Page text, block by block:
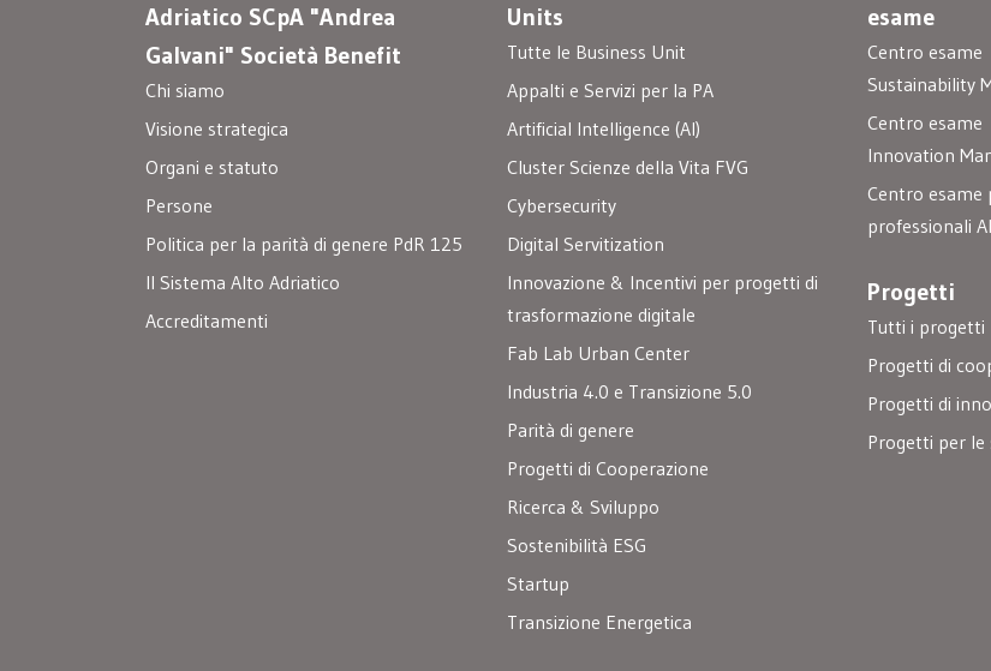
Adriatico SCpA "Andrea
Galvani" Società Benefit
Chi siamo
Visione strategica
Organi e statuto
Persone
Politica per la parità di genere PdR 125
Il Sistema Alto Adriatico
Accreditamenti
Units
Tutte le Business Unit
Appalti e Servizi per la PA
Artificial Intelligence (AI)
Cluster Scienze della Vita FVG
Cybersecurity
Digital Servitization
Innovazione & Incentivi per progetti di
trasformazione digitale
Fab Lab Urban Center
Industria 4.0 e Transizione 5.0
Parità di genere
Progetti di Cooperazione
Ricerca & Sviluppo
Sostenibilità ESG
Startup
Transizione Energetica
esame
Centro esame
Sustainability
Centro esame
Innovation
Centro esame
professionali AI
Progetti
Tutti i progetti
Progetti di
Progetti di
Progetti per le